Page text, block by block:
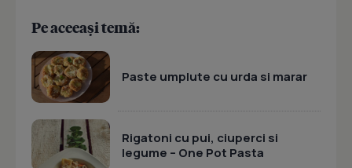
Pe aceeași temă:
Paste umplute cu urda si marar
Rigatoni cu pui, ciuperci si
legume – One Pot Pasta